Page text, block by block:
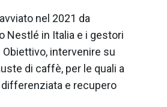
nel 2021 da
Nestlé in Italia e i gestori
intervenire su
di caffè, per le quali a
e recupero